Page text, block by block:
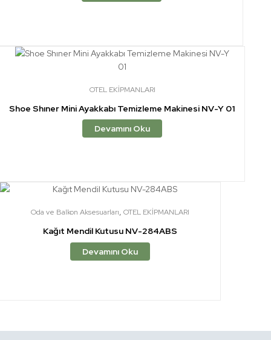
OTEL EKİPMANLARI
Shoe Shıner Mini Ayakkabı Temizleme Makinesi NV-Y 01
Devamını Oku
Oda ve Balkon Aksesuarları, OTEL EKİPMANLARI
Kağıt Mendil Kutusu NV-284ABS
Devamını Oku